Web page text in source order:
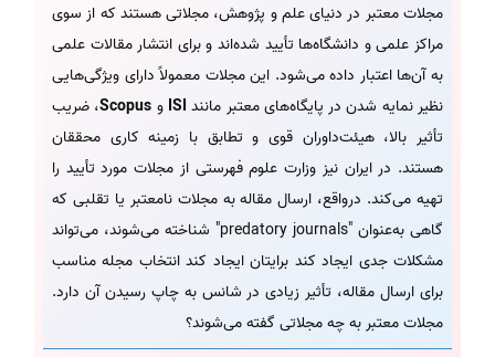
مجلات معتبر در دنیای علم و پژوهش، مجلاتی هستند که از سوی
مراکز علمی و دانشگاه‌ها تأیید شده‌اند و برای انتشار مقالات علمی
به آن‌ها اعتبار داده می‌شود. این مجلات معمولاً دارای ویژگی‌هایی
نظیر نمایه شدن در پایگاه‌های معتبر مانند ISI و Scopus، ضریب
تأثیر بالا، هیئت‌داوران قوی و تطابق با زمینه کاری محققان
هستند. در ایران نیز وزارت علوم فهرستی از مجلات مورد تأیید را
تهیه می‌کند. درواقع، ارسال مقاله به مجلات نامعتبر یا تقلبی که
گاهی به‌عنوان "predatory journals" شناخته می‌شوند، می‌تواند
مشکلات جدی ایجاد کند برایتان ایجاد کند انتخاب مجله مناسب
برای ارسال مقاله، تأثیر زیادی در شانس به چاپ رسیدن آن دارد.
مجلات معتبر به چه مجلاتی گفته می‌شوند؟